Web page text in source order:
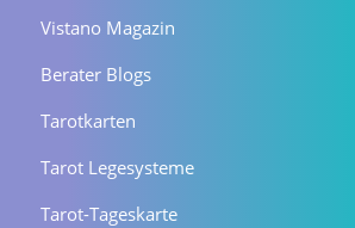
Vistano Magazin
Berater Blogs
Tarotkarten
Tarot Legesysteme
Tarot-Tageskarte